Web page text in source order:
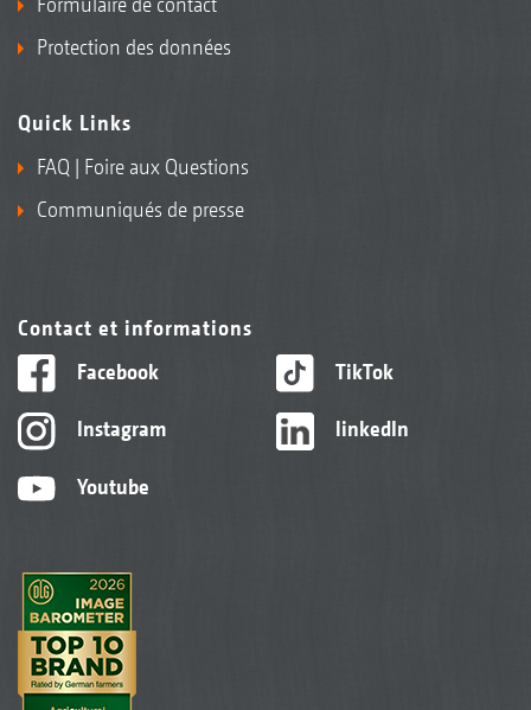
Protection des données
Quick Links
FAQ | Foire aux Questions
Communiqués de presse
Contact et informations
Facebook
Instagram
Youtube
TikTok
linkedIn